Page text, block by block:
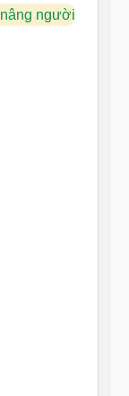
người